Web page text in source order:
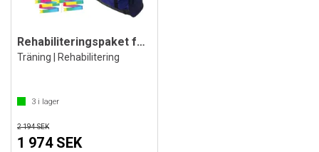
Rehabiliteringspaket för äldre
Träning | Rehabilitering
3 i lager
2 194 SEK
1 974 SEK